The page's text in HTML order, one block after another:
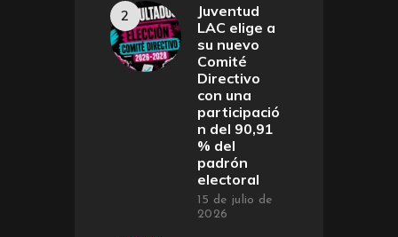
Juventud
LAC elige a
su nuevo
Comité
Directivo
con una
participació
n del 90,91
% del
padrón
electoral
15 de julio de
2026